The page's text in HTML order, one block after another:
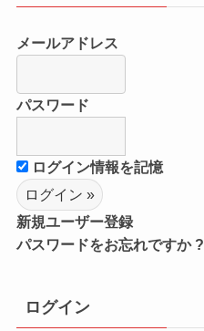
メールアドレス
パスワード
ログイン情報を記憶
新規ユーザー登録
パスワードをお忘れですか ?
ログイン